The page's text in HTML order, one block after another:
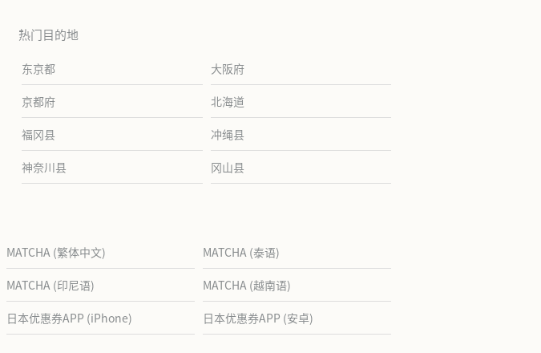
热门目的地
东京都 大阪府
京都府 北海道
福冈县 冲绳县
神奈川县 冈山县
MATCHA (繁体中文) MATCHA (泰语)
MATCHA (印尼语) MATCHA (越南语)
日本优惠券APP (iPhone) 日本优惠券APP (安卓)